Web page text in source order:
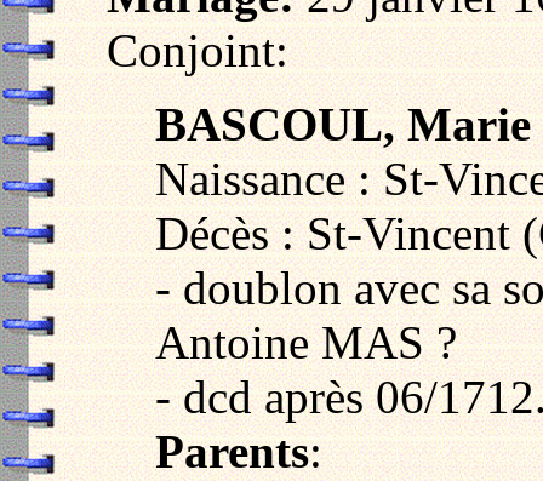
Conjoint:
BASCOUL, Marie
Naissance : St-
Décès : St-Vincent
- doublon avec sa
Antoine MAS ?
- dcd après 06/
Parents: